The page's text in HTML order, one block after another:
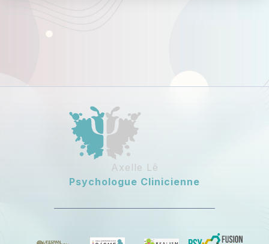
Axelle Lê
Psychologue Clinicienne